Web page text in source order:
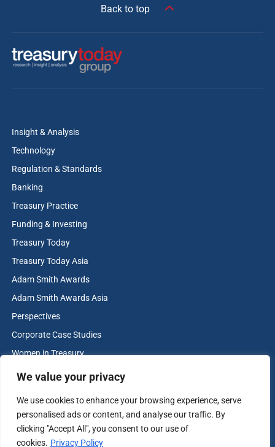
We value your privacy
We use cookies to enhance your browsing experience, serve
personalised ads or content, and analyse our traffic. By
clicking "Accept All", you consent to our use of
cookies. Privacy Policy
Back to top
Insight & Analysis
Technology
Regulation & Standards
Banking
Treasury Practice
Funding & Investing
Treasury Today
Treasury Today Asia
Adam Smith Awards
Adam Smith Awards Asia
Perspectives
Corporate Case Studies
Women in Treasury
Cash & Liquidity Management
Contact us
Terms and Conditions